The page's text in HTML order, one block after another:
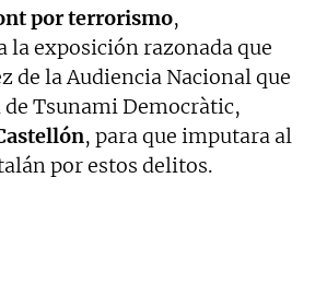
por terrorismo,
la exposición razonada que
de la Audiencia Nacional que
Tsunami Democràtic,
, para que imputara al
por estos delitos.